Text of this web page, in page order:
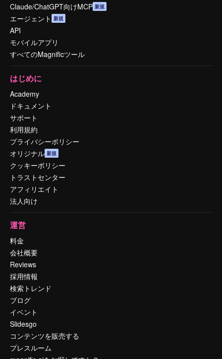
Claude/ChatGPT向けMCP 新規
エージェント 新規
API
モバイルアプリ
すべてのMagnificツール
はじめに
Academy
ドキュメント
サポート
利用規約
プライバシーポリシー
オリジナル 新規
クッキーポリシー
トラストセンター
アフィリエイト
法人向け
運営
料金
会社概要
Reviews
採用情報
検索トレンド
ブログ
イベント
Slidesgo
コンテンツを販売する
プレスルーム